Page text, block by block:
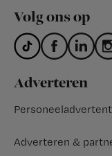
Volg ons op
Adverteren
Adverteren &